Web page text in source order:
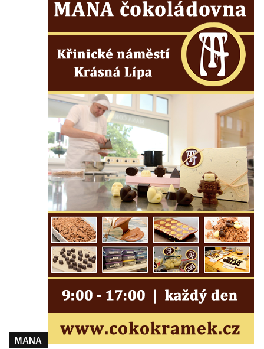
Kamenném Újezdě
Kamenném Újezdě
Socha na náměstí J. V. Kamarýta ve
Pomník J. V. Kamarýta v Krumlovské ulici ve
Velešíně
Pamětní deska arcibiskupa Micara ve
vstupu do poutního místa Římov
Plastika Koule v Gutenbergově ulici v
Liberci
Pamětní deska Vojtěcha Kocmicha na
domě čp. 37 v ulici Betlém v Římově
Pomník na paměť zrušení roboty v Plavu
Socha vodníka v Plavu
Socha svatého Jana Nepomuckého v
Třebušíně
Fischera na domě čp. 5/16 na třídě 9.
května v Rumburku
MANA